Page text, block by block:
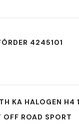
4245101
KA HALOGEN
OFF ROAD SPORT